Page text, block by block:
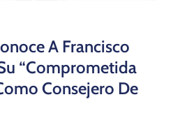
A Francisco
“comprometida
Consejero De